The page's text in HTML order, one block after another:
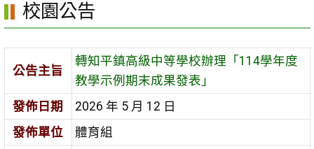
區
校園公告
公告主旨
轉知平鎮高級中等學校辦理「114學年度
教學示例期末成果發表」
發佈日期
2026 年 5 月 12 日
發佈單位
體育組